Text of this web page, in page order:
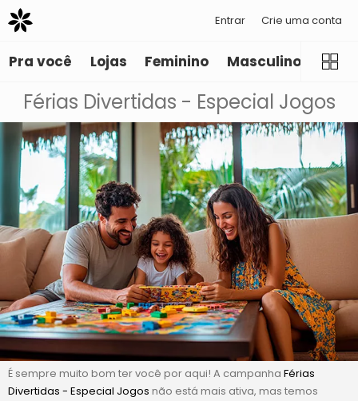
Entrar Crie uma conta
Pra você Lojas Feminino Masculino
Férias Divertidas - Especial Jogos
É sempre muito bom ter você por aqui! A campanha Férias
Divertidas - Especial Jogos não está mais ativa, mas temos